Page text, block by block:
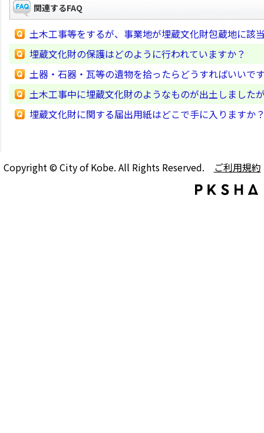
関連するFAQ
土木工事等をするが、事業地が埋蔵文化財包蔵地に該
埋蔵文化財の保護はどのように行われていますか？
土器・石器・瓦等の遺物を拾ったらどうすればいいで
土木工事中に埋蔵文化財のようなものが出土しました
埋蔵文化財に関する届出用紙はどこで手に入りますか
Copyright © City of Kobe. All Rights Reserved. ご利用規約